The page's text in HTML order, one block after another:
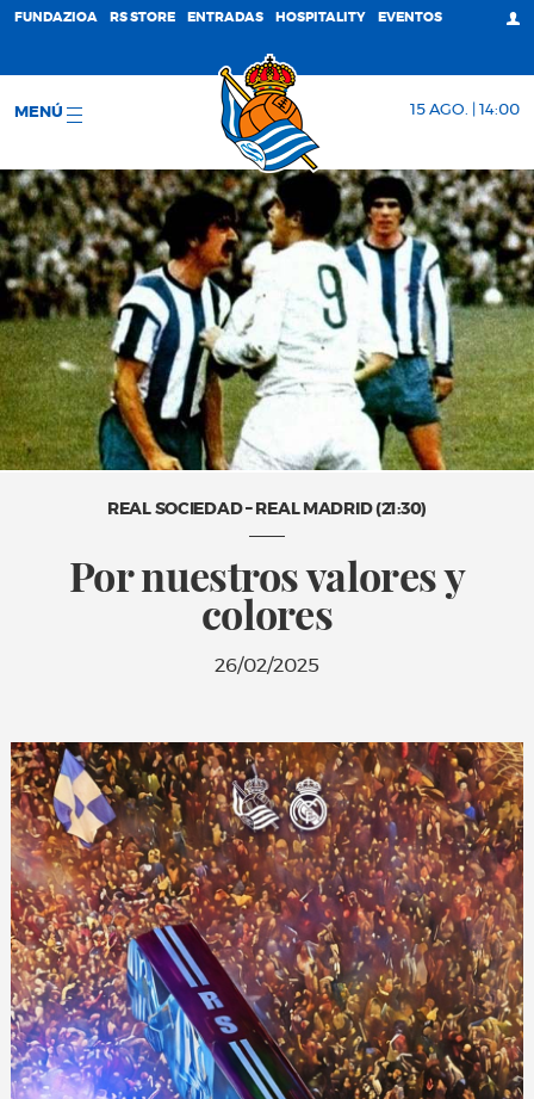
FUNDAZIOA RS STORE ENTRADAS HOSPITALITY EVENTOS
MENÚ 15 AGO. | 14:00
REAL SOCIEDAD – REAL MADRID (21:30)
Por nuestros valores y
colores
26/02/2025